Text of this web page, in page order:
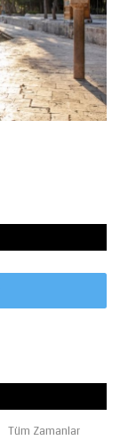
Tüm Zamanlar